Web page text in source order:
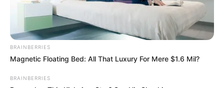
BRAINBERRIES
Magnetic Floating Bed: All That Luxury For Mere $1.6 Mil?
BRAINBERRIES